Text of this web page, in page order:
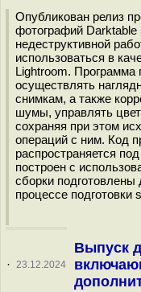
Опубликован релиз
фотографий Darktable
недеструктивной
использоваться в
Lightroom. Программа
осуществлять
снимкам, а также
шумы, управлять
сохраняя при этом
операций с ним. Код
распространяется
построен с
сборки
процессе подготовки
· 23.12.2024
Выпуск